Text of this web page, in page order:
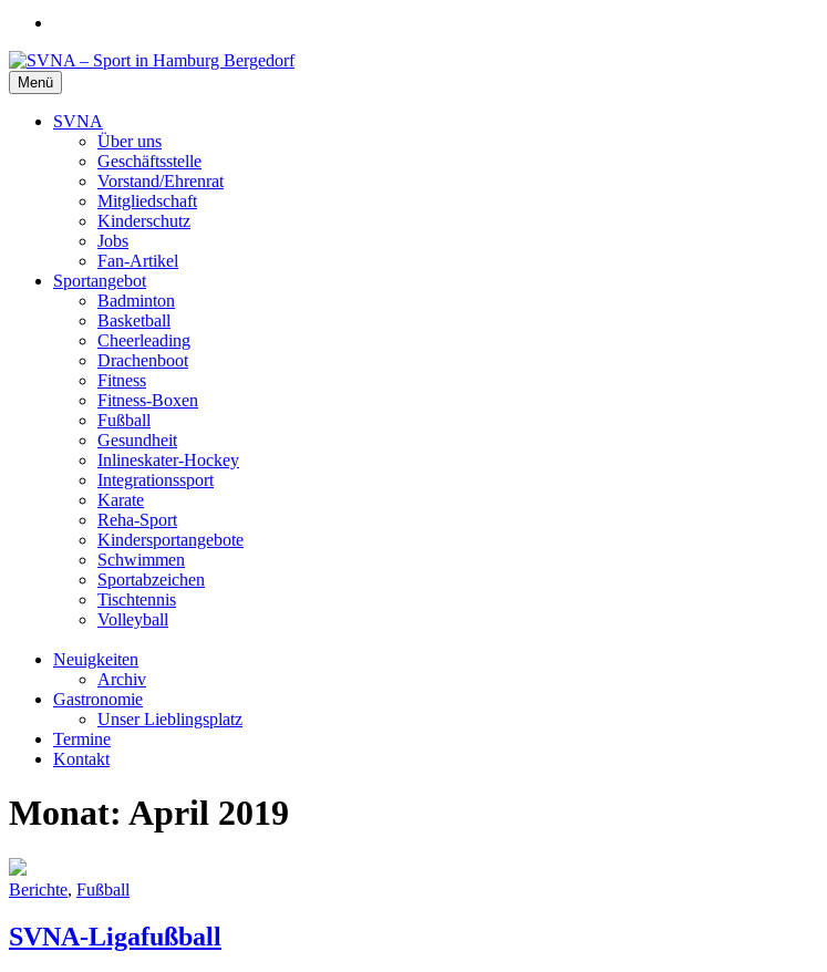
SVNA – Sport in Hamburg Bergedorf
Der Sportverein für die ganze Familie
Menü
SVNA
Über uns
Geschäftsstelle
Vorstand/Ehrenrat
Mitgliedschaft
Kinderschutz
Jobs
Fan-Artikel
Sportangebot
Badminton
Basketball
Cheerleading
Drachenboot
Fitness
Fitness-Boxen
Fußball
Gesundheit
Inlineskater-Hockey
Integrationssport
Karate
Reha-Sport
Kindersportangebote
Schwimmen
Sportabzeichen
Tischtennis
Volleyball
Neuigkeiten
Archiv
Gastronomie
Unser Lieblingsplatz
Termine
Kontakt
Monat: April 2019
Berichte, Fußball
SVNA-Ligafußball